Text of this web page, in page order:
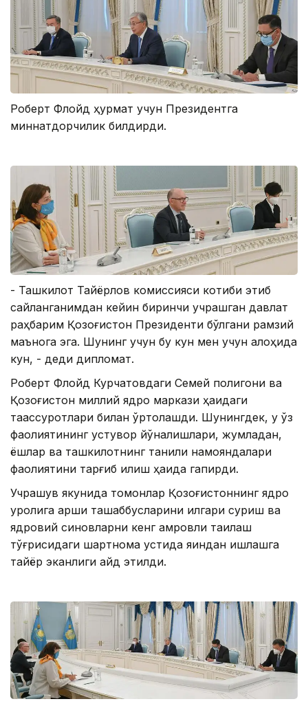
Роберт Флойд ҳурмат учун Президентга
миннатдорчилик билдирди.
- Ташкилот Тайёрлов комиссияси котиби этиб
сайланганимдан кейин биринчи учрашган давлат
раҳбарим Қозоғистон Президенти бўлгани рамзий
маънога эга. Шунинг учун бу кун мен учун алоҳида
кун, - деди дипломат.
Роберт Флойд Курчатовдаги Семей полигони ва
Қозоғистон миллий ядро маркази ҳақидаги
таассуротлари билан ўртоқлашди. Шунингдек, у ўз
фаолиятининг устувор йўналишлари, жумладан,
ёшлар ва ташкилотнинг таниқли намояндалари
фаолиятини тарғиб қилиш ҳақида гапирди.
Учрашув якунида томонлар Қозоғистоннинг ядро
қуролига қарши ташаббусларини илгари суриш ва
ядровий синовларни кенг қамровли тақиқлаш
тўғрисидаги шартнома устида яқиндан ишлашга
тайёр эканлиги қайд этилди.